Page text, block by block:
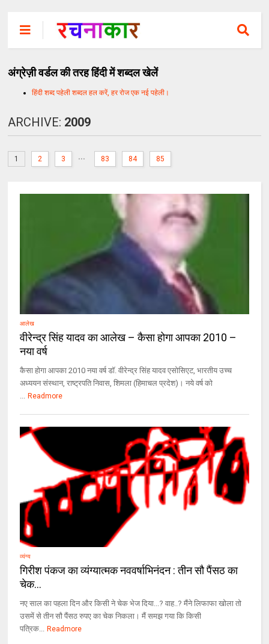
अंग्रेज़ी वर्डल की तरह हिंदी में शब्दल खेलें
हिंदी शब्द पहेली शब्दल हल करें, हर रोज एक नई पहेली।
ARCHIVE: 2009
1 2 3 ... 83 84 85
आलेख
वीरेन्द्र सिंह यादव का आलेख – कैसा होगा आपका 2010 –
नया वर्ष
कैसा होगा आपका 2010 नया वर्ष डॉ. वीरेन्द्र सिंह यादव एसोसिएट, भारतीय उच्च
अध्ययन संस्थान, राष्ट्रपति निवास, शिमला (हिमाचल प्रदेश)। नये वर्ष को
Readmore
व्यंग्य
गिरीश पंकज का व्यंग्यात्मक नववर्षाभिनंदन : तीन सौ पैंसठ का
चेक…
नए साल का पहला दिन और किसी ने चेक भेज दिया...? वाह..? मैंने लिफाफा खोला तो
उसमें से तीन सौ पैंसठ रुपए का चेक निकला। मैं समझ गया कि किसी
पत्रिक...
Readmore